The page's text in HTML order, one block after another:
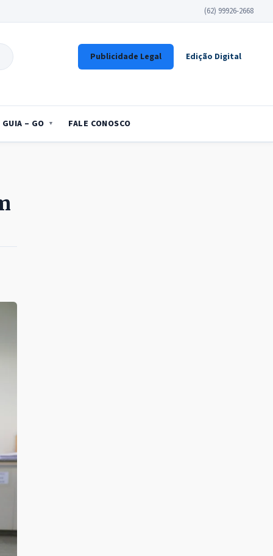
(62) 99926-2668
Publicidade Legal Edição Digital
GUIA – GO FALE CONOSCO